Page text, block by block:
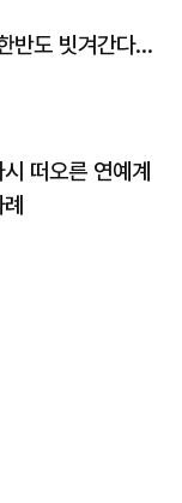
반도 빗겨간다…
떠오른 연예계